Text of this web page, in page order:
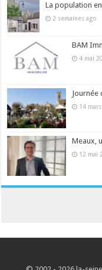
La population
2 semaines ago
BAM
4 mai
Journée
14
Meaux,
12 mai